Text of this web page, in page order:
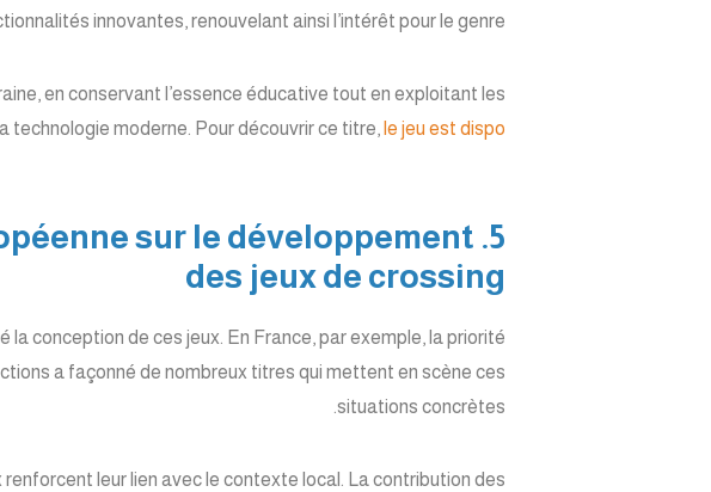
innovantes, renouvelant ainsi l’intérêt pour le genre.
en conservant l’essence éducative tout en exploitant les
moderne. Pour découvrir ce titre, le jeu est dispo
sur le développement
des jeux de crossing
conception de ces jeux. En France, par exemple, la priorité
a façonné de nombreux titres qui mettent en scène ces
situations concrètes.
leur lien avec le contexte local. La contribution des